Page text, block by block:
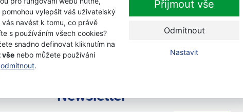
pomohou vylepšit váš uživatelský
navést k tomu, co právě
s používáním všech cookies?
snadno definovat kliknutím na
vše nebo můžete používání
odmítnout.
Přijmout vše
Odmítnout
Nastavit
o tom, že pokud se budu domnívat, že zpracováním
Nařízení Evropského parlamentu a Rady (EU) č. 2016/679, o
souvislosti se zpracováním osobních údajů a o volném
stížnost u Úřadu pro ochranu osobních údajů.
Newsletter